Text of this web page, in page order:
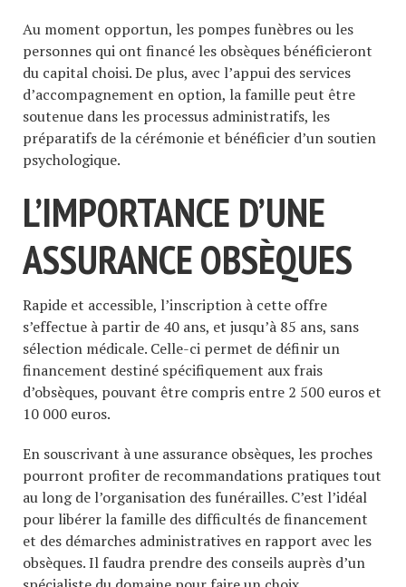
Au moment opportun, les pompes funèbres ou les
personnes qui ont financé les obsèques bénéficieront
du capital choisi. De plus, avec l’appui des services
d’accompagnement en option, la famille peut être
soutenue dans les processus administratifs, les
préparatifs de la cérémonie et bénéficier d’un soutien
psychologique.
L’IMPORTANCE D’UNE
ASSURANCE OBSÈQUES
Rapide et accessible, l’inscription à cette offre
s’effectue à partir de 40 ans, et jusqu’à 85 ans, sans
sélection médicale. Celle-ci permet de définir un
financement destiné spécifiquement aux frais
d’obsèques, pouvant être compris entre 2 500 euros et
10 000 euros.
En souscrivant à une assurance obsèques, les proches
pourront profiter de recommandations pratiques tout
au long de l’organisation des funérailles. C’est l’idéal
pour libérer la famille des difficultés de financement
et des démarches administratives en rapport avec les
obsèques. Il faudra prendre des conseils auprès d’un